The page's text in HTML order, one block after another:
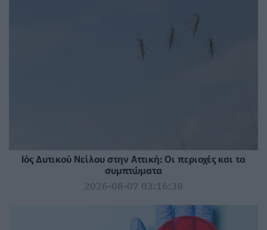
Ιός Δυτικού Νείλου στην Αττική: Οι περιοχές και τα
συμπτώματα
2026-08-07 03:16:38